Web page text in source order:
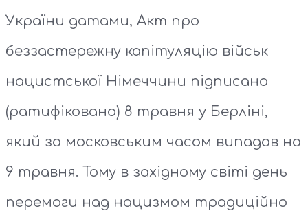
України датами, Акт про
беззастережну капітуляцію військ
нацистської Німеччини підписано
(ратифіковано) 8 травня у Берліні,
який за московським часом випадав на
9 травня. Тому в західному світі день
перемоги над нацизмом традиційно